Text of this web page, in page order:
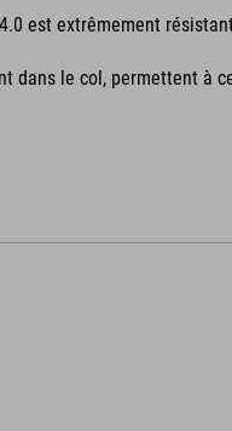
est extrêmement
dans le col, permettent à